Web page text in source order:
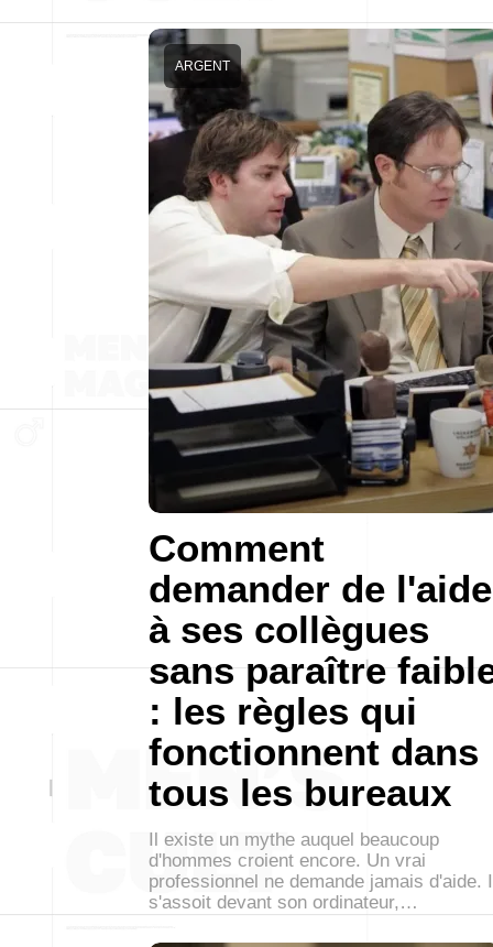
Comment
demander de l'aide
à ses collègues
sans paraître
: les règles qui
fonctionnent dans
tous les bureaux
ARGENT
Il existe un mythe auquel beaucoup
d'hommes croient encore. Un vrai
professionnel ne demande jamais d'aide.
s'assoit devant son ordinateur,…